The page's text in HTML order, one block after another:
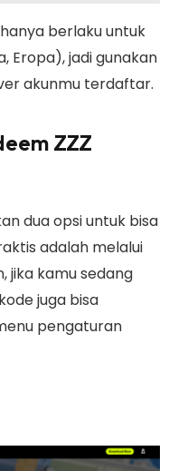
berlaku untuk
Eropa), jadi gunakan
akunmu terdaftar.
ZZZ
dua opsi untuk bisa
adalah melalui
jika kamu sedang
juga bisa
pengaturan